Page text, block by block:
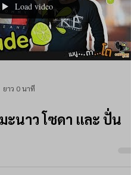
Load video
ยาว 0 นาที
ะนาว โซดา และ ปั่น